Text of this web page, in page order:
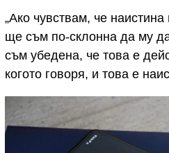
„Ако чувствам, че
ще съм по-склонна да му
съм убедена, че това е
когото говоря, и това е